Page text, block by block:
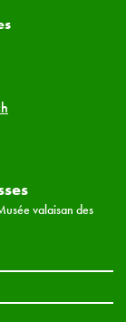
valaisan des